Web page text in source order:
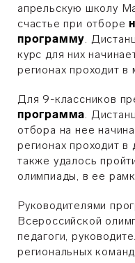
апрельскую школу
счастье при отборе
программу.
курс для них
регионах проходит в
Для 9-классников
программа.
отбора на нее
регионах проходит
также удалось
олимпиады, в ее
Руководителями
Всероссийской
педагоги,
региональных